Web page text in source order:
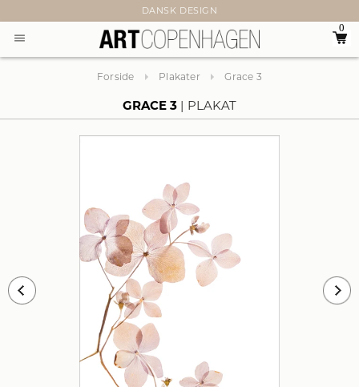
DANSK DESIGN
0
Forside Plakater Grace 3
GRACE 3 PLAKAT